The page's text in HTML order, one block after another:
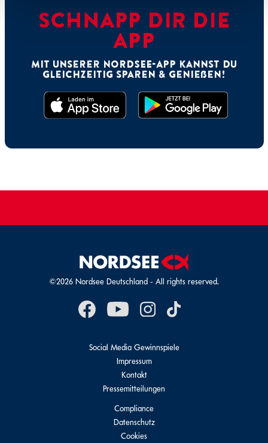
SCHNAPP DIR DIE
APP
Mit unserer NORDSEE-App kannst Du
gleichzeitig sparen & genießen!
©2026 Nordsee Deutschland - All rights reserved.
Social Media Gewinnspiele
Impressum
Kontakt
Pressemitteilungen
Compliance
Datenschutz
Cookies